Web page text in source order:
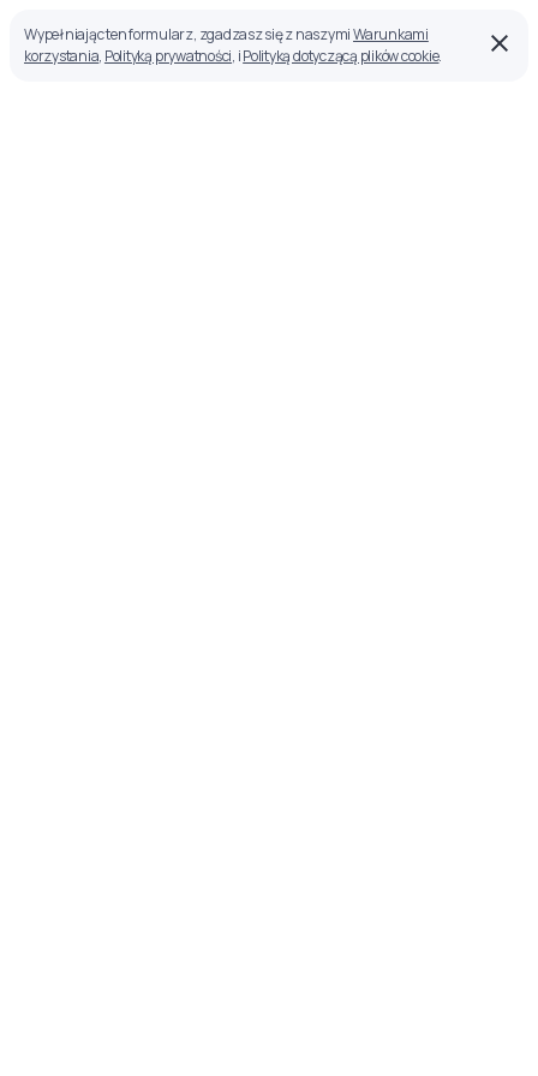
Wypełniając ten formularz, zgadzasz się z naszymiWarunkami
korzystania, Polityką prywatności, iPolityką dotyczącą plików cookie.